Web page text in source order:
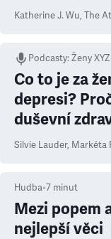
Katherine J. Wu, The
Podcasty:Ženy XYZ
Co to je za
depresi?
duševní
Silvie Lauder, Markéta
Hudba•7 minut
Mezi popem
nejlepší věci